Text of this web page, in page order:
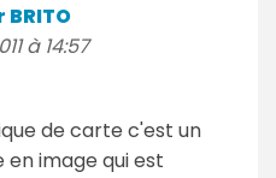
à 14:57
de carte c'est un
image qui est